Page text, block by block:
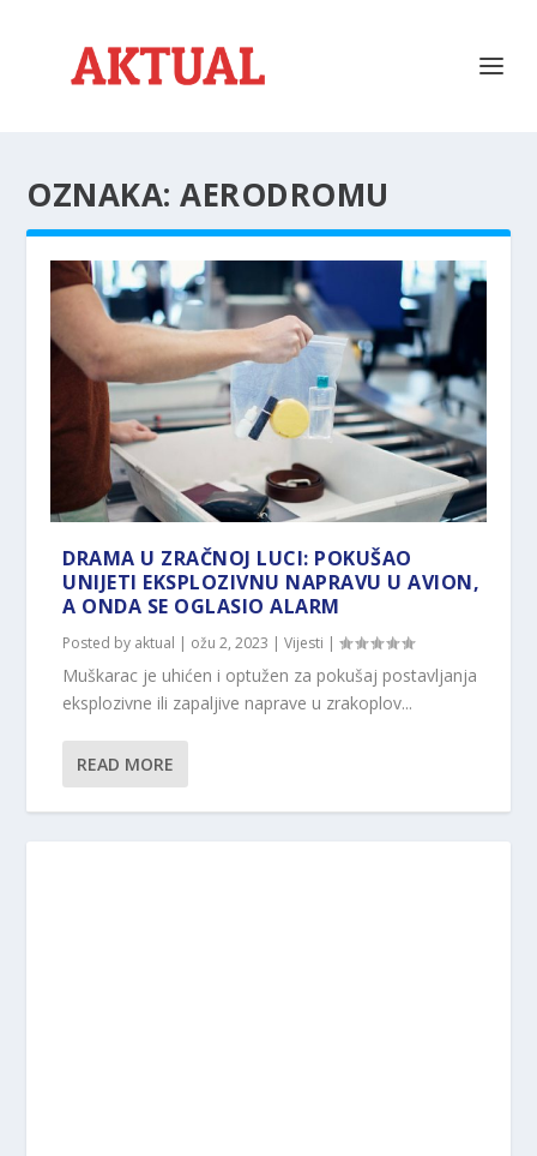
OZNAKA:AERODROMU
DRAMA U ZRAČNOJ LUCI: POKUŠAO
UNIJETI EKSPLOZIVNU NAPRAVU U AVION,
A ONDA SE OGLASIO ALARM
Posted by aktual | ožu 2, 2023 |Vijesti |
Muškarac je uhićen i optužen za pokušaj postavljanja
eksplozivne ili zapaljive naprave u zrakoplov...
READ MORE